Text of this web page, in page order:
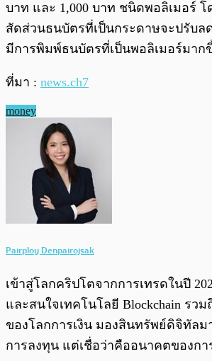
บาท และ 1,000 บาท ชนิดพอลิเมอร์
สัดส่วนธนบัตรที่เป็นกระดาษจะปรับล
มีการพิมพ์ธนบัตรที่เป็นพอลิเมอร์มาก
ที่มา : news.ch7
money
Pairploy Denpairojsak
เข้าสู่โลกคริปโตจากการเทรดในปี
และสนใจเทคโนโลยี Blockchain รว
ของโลกการเงิน มองสินทรัพย์ดิจิทัลม
การลงทุน แต่เชื่อว่าคืออนาคตของกา